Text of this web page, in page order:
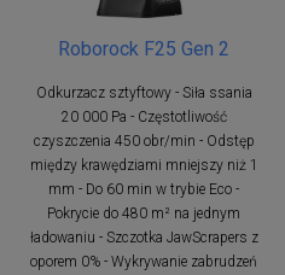
Roborock F25 Gen 2
Odkurzacz sztyftowy - Siła ssania
20 000 Pa - Częstotliwość
czyszczenia 450 obr/min - Odstęp
między krawędziami mniejszy niż 1
mm - Do 60 min w trybie Eco -
Pokrycie do 480 m² na jednym
ładowaniu - Szczotka JawScrapers z
oporem 0% - Wykrywanie zabrudzeń